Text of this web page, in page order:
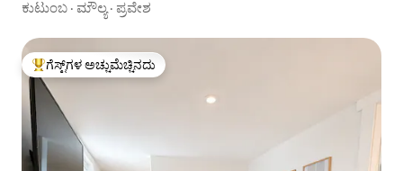
ಕುಟುಂಬ · ಮೌಲ್ಯ· ಪ್ರವೇಶ
ಗೆಸ್ಟ್‌ಗಳಿಗೆ ಅತಿ ಹೆಚ್ಚು ಅಚ್ಚುಮೆಚ್ಚಿನದು
ಗೆಸ್ಟ್‌ಗಳ ಅಚ್ಚುಮೆಚ್ಚಿನದು